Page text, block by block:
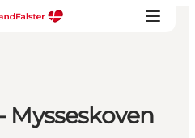
Mysseskoven